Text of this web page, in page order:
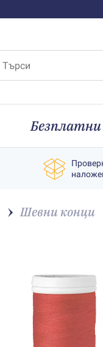
Шевни конци